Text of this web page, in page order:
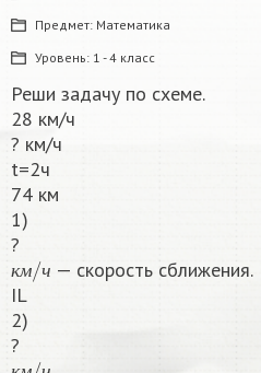
Предмет: Математика
Уровень: 1 - 4 класс
Реши задачу по схеме.
28 км/ч
? км/ч
t=2ч
74 км
1)
?
км ч
к /ч
— скорость сближения.
IL
2)
?
к /ч